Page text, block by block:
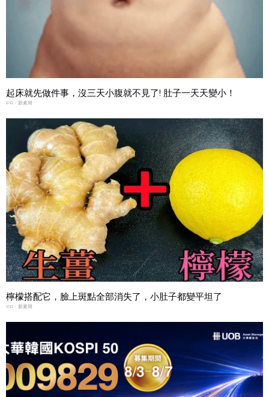
起床就先做件事，沒三天小腹就不見了! 肚子一天天變小！
PR・新素簡
檸檬搭配它，臉上斑點全部消失了，小肚子都變平坦了
PR・新素簡